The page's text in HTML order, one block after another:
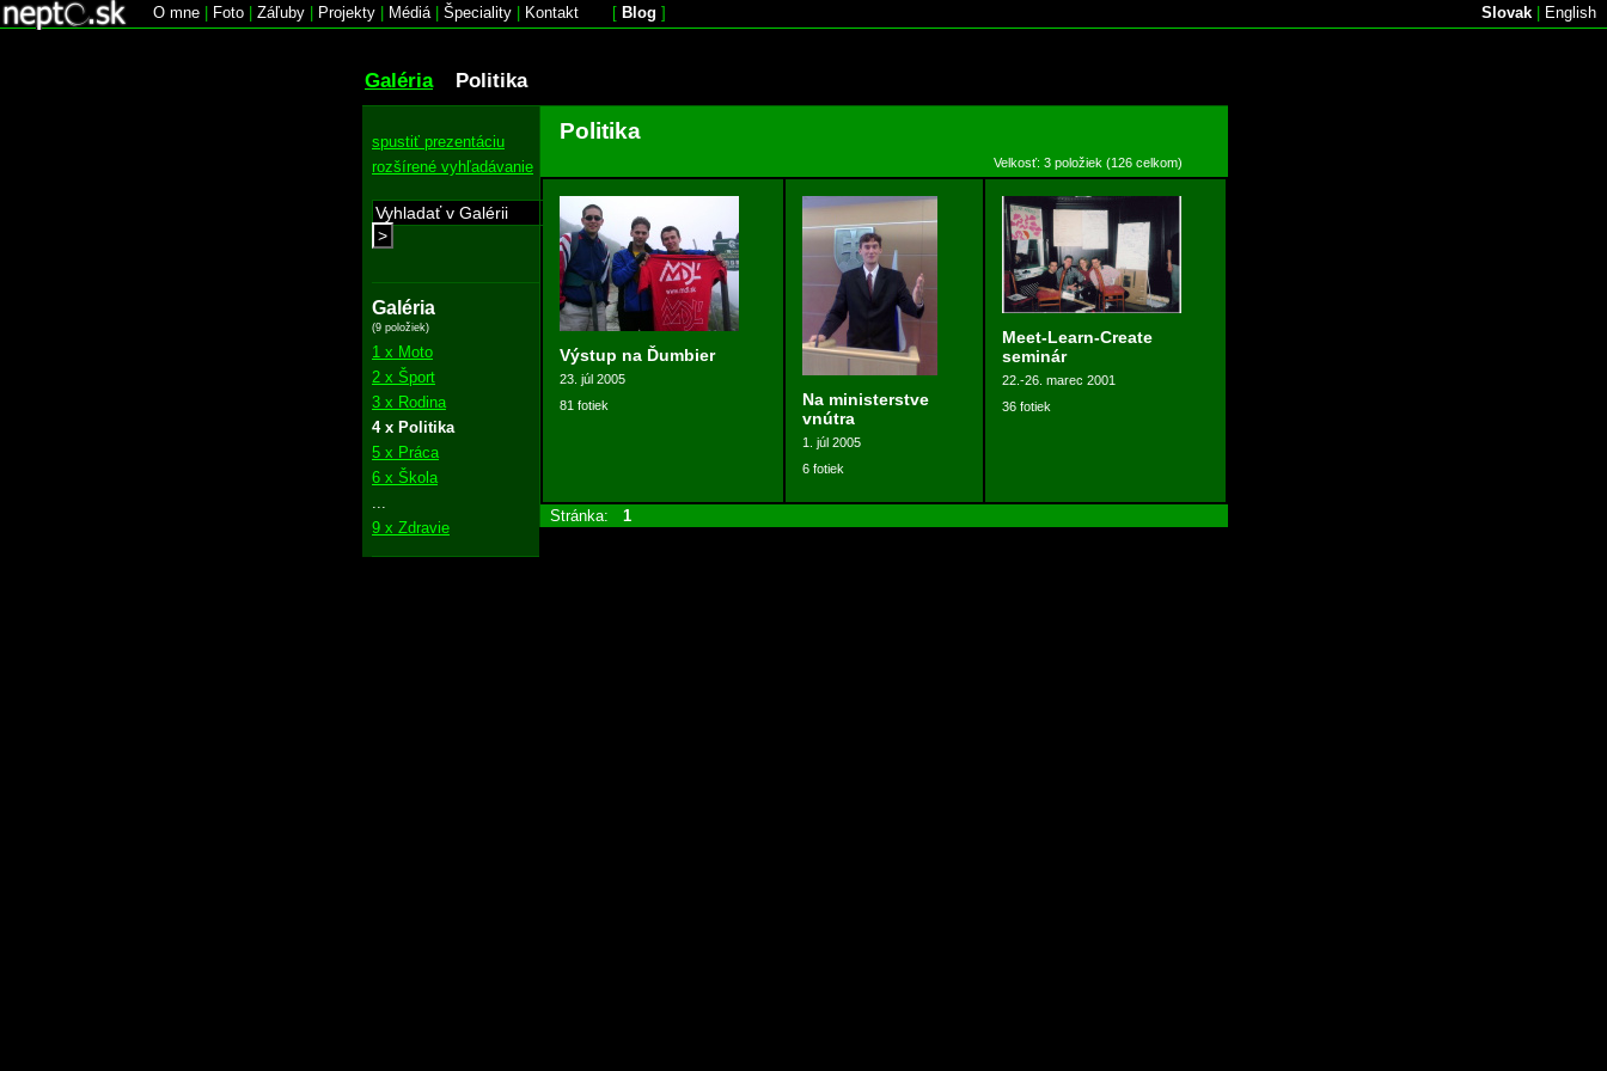
O mne Foto Záľuby Projekty Médiá| Špeciality Kontakt [ Blog ] Slovak English
Galéria Politika
spustiť prezentáciu
rozšírené vyhľadávanie
>
Galéria
(9 položiek)
1 x Moto
2 x Šport
3 x Rodina
4 x Politika
5 x Práca
6 x Škola
9 x Zdravie
Politika
Velkosť: 3 položiek (126 celkom)
Výstup na Ďumbier
23. júl 2005
81 fotiek
Na ministerstve
vnútra
1. júl 2005
6 fotiek
Meet-Learn-Create
seminár
22.-26. marec 2001
36 fotiek
Stránka: 1